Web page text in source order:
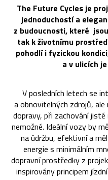
The Future Cycles je
jednoduchostí a
z budoucnosti, které
tak k životnímu
pohodlí i fyzickou
a v ulicích
V posledních letech se
a obnovitelných zdrojů,
dopravy, při zachování
nemožné. Ideální vozy by
na údržbu, efektivní a
energie s minimálním
dopravní prostředky z
inspirovány principem